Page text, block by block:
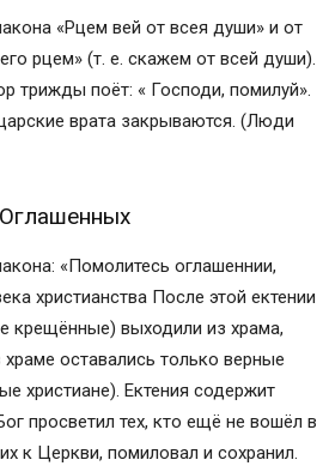
«Рцем вей от всея души» и от
рцем» (т. е. скажем от всей души).
трижды поёт: « Господи, помилуй».
врата закрываются. (Люди
«Помолитесь огла­шеннии,
христианства После этой ектении
крещённые) выходили из храма,
оставались только верные
христиане). Ектения содержит
просветил тех, кто ещё не вошёл в
к Церкви, помиловал и сохранил.